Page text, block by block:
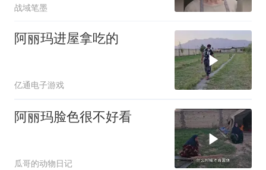
战域笔墨
阿丽玛进屋拿吃的
亿通电子游戏
阿丽玛脸色很不好看
瓜哥的动物日记